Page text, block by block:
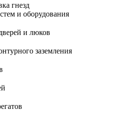
гнезд
и оборудования
и люков
заземления